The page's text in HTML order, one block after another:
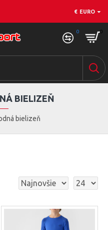
€ EURO
0 0
bielizeň
BIELIZEŇ